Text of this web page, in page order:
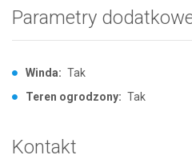
Parametry
Winda: Tak
Teren ogrodzony: Tak
Kontakt